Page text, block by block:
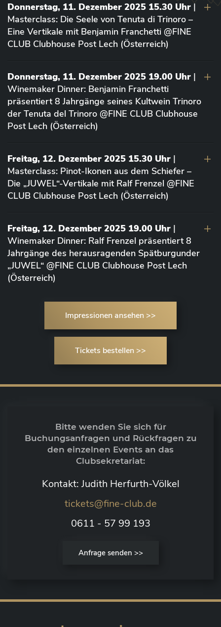
Donnerstag, 11. Dezember 2025 15.30 Uhr |
Masterclass: Die Seele von Tenuta di Trinoro –
Eine Vertikale mit Benjamin Franchetti @FINE
CLUB Clubhouse Post Lech (Österreich)
Donnerstag, 11. Dezember 2025 19.00 Uhr |
Winemaker Dinner: Benjamin Franchetti
präsentiert 8 Jahrgänge seines Kultwein Trinoro
der Tenuta del Trinoro @FINE CLUB Clubhouse
Post Lech (Österreich)
Freitag, 12. Dezember 2025 15.30 Uhr |
Masterclass: Pinot-Ikonen aus dem Schiefer –
Die „JUWEL“-Vertikale mit Ralf Frenzel @FINE
CLUB Clubhouse Post Lech (Österreich)
Freitag, 12. Dezember 2025 19.00 Uhr |
Winemaker Dinner: Ralf Frenzel präsentiert 8
Jahrgänge des herausragenden Spätburgunder
„JUWEL“ @FINE CLUB Clubhouse Post Lech
(Österreich)
Impressionen ansehen >>
Tickets bestellen >>
Bitte wenden Sie sich für
Buchungsanfragen und Rückfragen zu
den einzelnen Events an das
Clubsekretariat:
Kontakt: Judith Herfurth-Völkel
tickets@fine-club.de
0611 - 57 99 193
Anfrage senden >>